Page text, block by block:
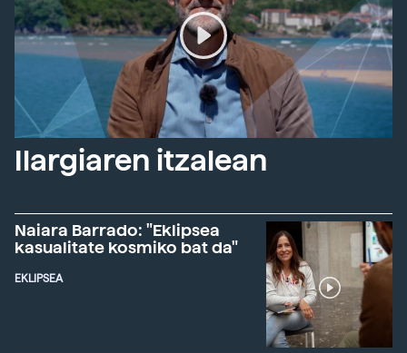
Ilargiaren itzalean
Naiara Barrado: "Eklipsea
kasualitate kosmiko bat da"
EKLIPSEA